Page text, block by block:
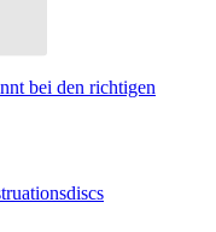
bei den richtigen